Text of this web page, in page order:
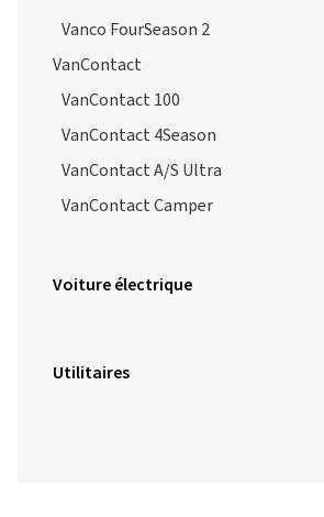
Vanco FourSeason 2
VanContact
VanContact 100
VanContact 4Season
VanContact A/S Ultra
VanContact Camper
Voiture électrique
Utilitaires